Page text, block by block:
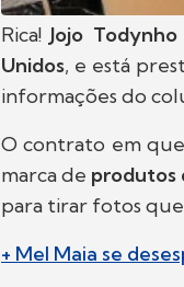
Rica! Jojo Todynho
Unidos, e está
informações do
O contrato em
marca de produtos
para tirar fotos que
+ Mel Maia se